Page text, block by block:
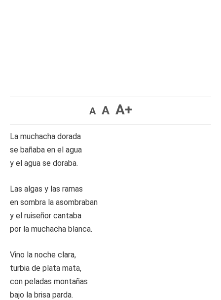
A A A+
La muchacha dorada
se bañaba en el agua
y el agua se doraba.
Las algas y las ramas
en sombra la asombraban
y el ruiseñor cantaba
por la muchacha blanca.
Vino la noche clara,
turbia de plata mata,
con peladas montañas
bajo la brisa parda.